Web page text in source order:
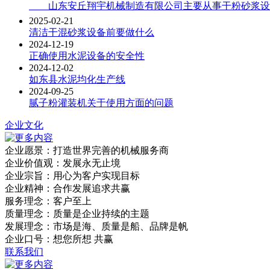
山东安丘翔宇机械制造有限公司主要从事干粉砂浆
2025-02-21
清洁干混砂浆设备前要做什么
2024-12-19
正确使用水泥设备的安全性
2024-12-02
如东县水泥均化生产线
2024-09-25
腻子粉灌装机关于使用方面的问题
企业文化
企业愿景：打造世界完善的机械服务商
企业价值观：发展永无止境
企业宗旨：用心为客户实现目标
企业精神：合作发展追求共赢
服务理念：客户至上
质量理念：质量是企业持续的主题
发展理念：市场是海、质量是船、品牌是帆
企业口号：想您所想 共赢
联系我们